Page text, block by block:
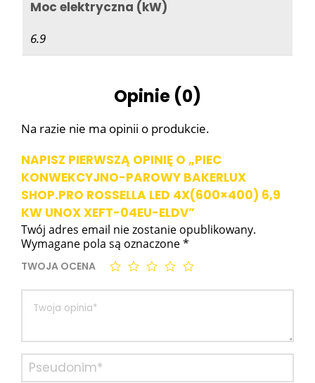
Moc elektryczna (kW)
6.9
Opinie (0)
Na razie nie ma opinii o produkcie.
NAPISZ PIERWSZĄ OPINIĘ O „PIEC
KONWEKCYJNO-PAROWY BAKERLUX
SHOP.PRO ROSSELLA LED 4X(600×400) 6,9
KW UNOX XEFT-04EU-ELDV”
Twój adres email nie zostanie opublikowany.
Wymagane pola są oznaczone*
TWOJA OCENA